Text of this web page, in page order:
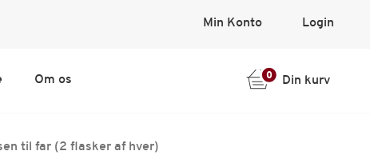
Min Konto Login
Om os 0 Din kurv
til far (2 flasker af hver)